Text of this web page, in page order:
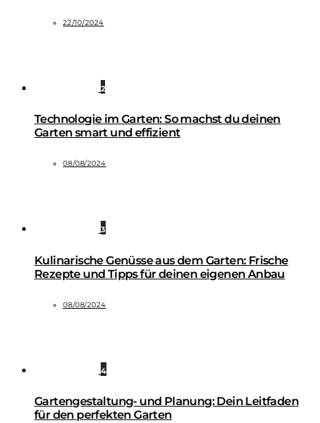
22/10/2024
2
Technologie im Garten: So machst du deinen
Garten smart und effizient
08/08/2024
3
Kulinarische Genüsse aus dem Garten: Frische
Rezepte und Tipps für deinen eigenen Anbau
08/08/2024
4
Gartengestaltung- und Planung: Dein Leitfaden
für den perfekten Garten